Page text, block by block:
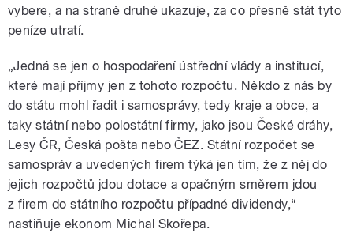
vybere, a na straně druhé ukazuje, za co přesně stát tyto
peníze utratí.
„Jedná se jen o hospodaření ústřední vlády a institucí,
které mají příjmy jen z tohoto rozpočtu. Někdo z nás by
do státu mohl řadit i samosprávy, tedy kraje a obce, a
taky státní nebo polostátní firmy, jako jsou České dráhy,
Lesy ČR, Česká pošta nebo ČEZ. Státní rozpočet se
samospráv a uvedených firem týká jen tím, že z něj do
jejich rozpočtů jdou dotace a opačným směrem jdou
z firem do státního rozpočtu případné dividendy,“
nastiňuje ekonom Michal Skořepa.